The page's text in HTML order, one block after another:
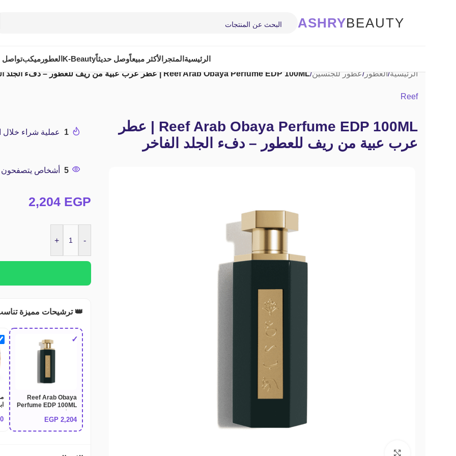
ASHRYBEAUTY
الرئيسية المتجر الأكثر مبيعاًوصل حديثاًK-Beauty العطورميكبتواصل
الرئيسية/العطور/عطور للجنسين/Reef Arab Obaya Perfume EDP 100ML | عطر عرب عبية من ريف للعطور – دفء الجلد الفاخر
Reef
Reef Arab Obaya Perfume EDP 100ML | عطر
عرب عبية من ريف للعطور – دفء الجلد الفاخر
1 عملية شراء خلال الـ 24 ساعة
5 أشخاص يتصفحون
2,204 EGP
-
+
👑 ترشيحات مميزة
✓
Reef Arab Obaya
Perfume EDP 100ML
| عطر عرب عبية من
ريف للعطور - دفء الجلد
2,204
EGP